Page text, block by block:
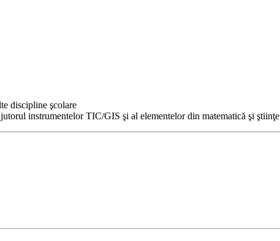
discipline şcolare
instrumentelor TIC/GIS şi al elementelor din matematică şi ştiinţe